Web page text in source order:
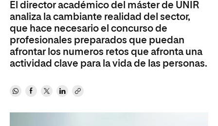
El director académico del máster de UNIR
analiza la cambiante realidad del sector,
que hace necesario el concurso de
profesionales preparados que puedan
afrontar los numeros retos que afronta una
actividad clave para la vida de las personas.